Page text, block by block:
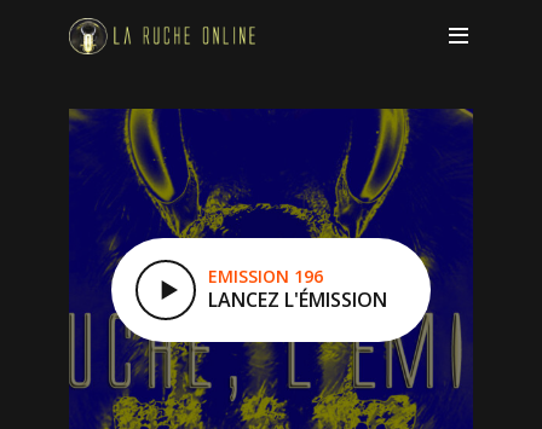
EMISSION 196
LANCEZ L'ÉMISSION